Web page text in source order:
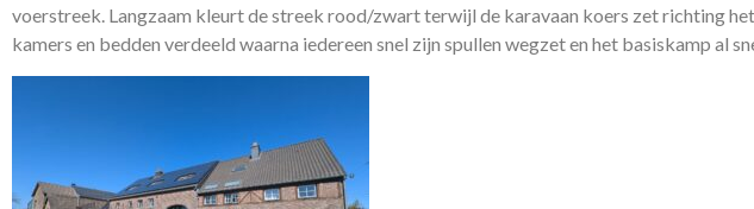
voerstreek. Langzaam kleurt de streek rood/zwart terwijl de karavaan koers zet richting
kamers en bedden verdeeld waarna iedereen snel zijn spullen wegzet en het basiskamp al